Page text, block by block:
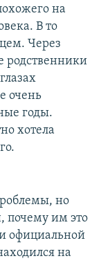
на
В то
Через
родственники
очень
годы.
хотела
но
почему им это
официальной
на